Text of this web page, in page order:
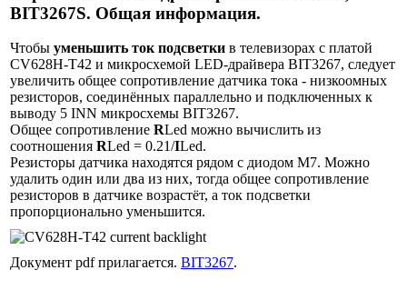
BIT3267S. Общая информация.
Чтобы уменьшить ток подсветки в телевизорах с платой
CV628H-T42 и микросхемой LED-драйвера BIT3267, следует
увеличить общее сопротивление датчика тока - низкоомных
резисторов, соединённых параллельно и подключенных к
выводу 5 INN микросхемы BIT3267.
Общее сопротивление RLed можно вычислить из
соотношения RLed = 0.21/ILed.
Резисторы датчика находятся рядом с диодом M7. Можно
удалить один или два из них, тогда общее сопротивление
резисторов в датчике возрастёт, а ток подсветки
пропорционально уменьшится.
Документ pdf прилагается. BIT3267.